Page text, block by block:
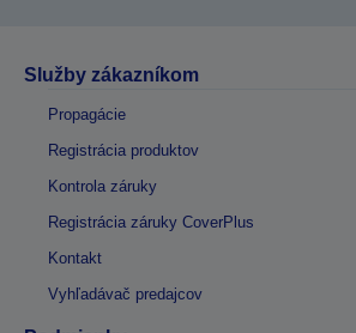
Služby zákazníkom
Propagácie
Registrácia produktov
Kontrola záruky
Registrácia záruky CoverPlus
Kontakt
Vyhľadávač predajcov